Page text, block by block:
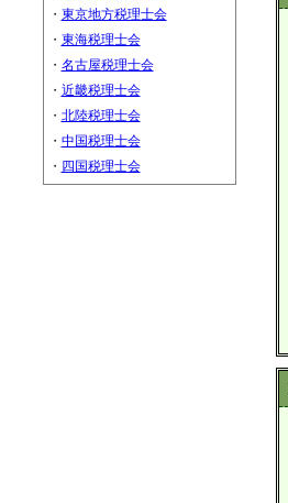
・ 東京地方税理士会
・ 東海税理士会
・ 名古屋税理士会
・ 近畿税理士会
・ 北陸税理士会
・ 中国税理士会
・ 四国税理士会